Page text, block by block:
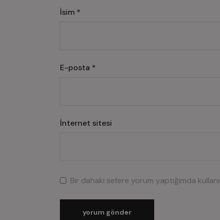
İsim *
E-posta *
İnternet sitesi
Bir dahaki sefere yorum yaptığımda
yorum gönder